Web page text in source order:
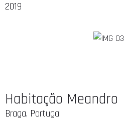
2019
Habitação Meandro
Braga, Portugal